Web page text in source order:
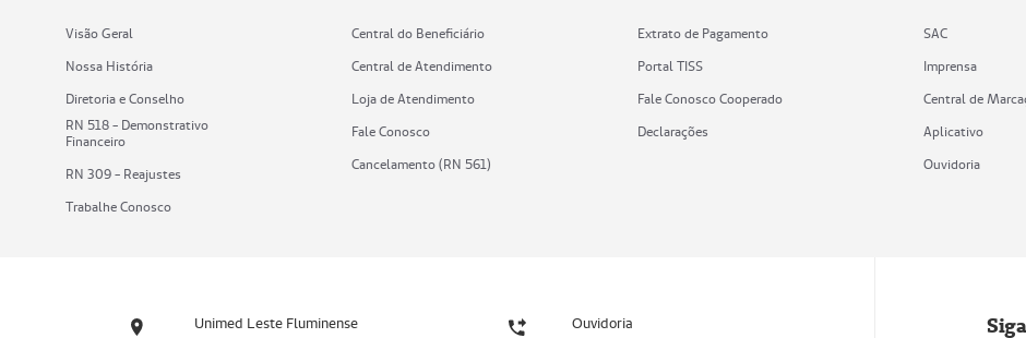
Visão Geral
Nossa História
Diretoria e Conselho
RN 518 - Demonstrativo
Financeiro
RN 309 - Reajustes
Trabalhe Conosco
Central do Beneficiário
Central de Atendimento
Loja de Atendimento
Fale Conosco
Cancelamento (RN 561)
Extrato de Pagamento
Portal TISS
Fale Conosco Cooperado
Declarações
SAC
Imprensa
Central de
Aplicativo
Ouvidoria
Unimed Leste Fluminense Ouvidoria